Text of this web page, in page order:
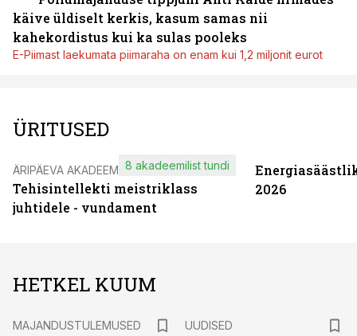
käive üldiselt kerkis, kasum samas nii
kahekordistus kui ka sulas pooleks
E-Piimast laekumata piimaraha on enam kui 1,2 miljonit eurot
ÜRITUSED
ÄRIPÄEVA AKADEEMIA
Tehisintellekti meistriklass
juhtidele - vundament
8 akadeemilist tundi
2026
HETKEL KUUM
MAJANDUSTULEMUSED
UUDISED